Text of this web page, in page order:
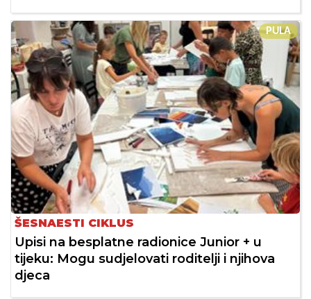
PULA
ŠESNAESTI CIKLUS
Upisi na besplatne radionice Junior + u
tijeku: Mogu sudjelovati roditelji i njihova
djeca